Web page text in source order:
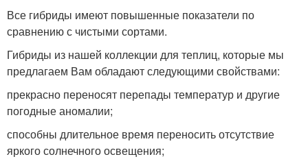
Все гибриды имеют повышенные показатели по
сравнению с чистыми сортами.
Гибриды из нашей коллекции для теплиц, которые мы
предлагаем Вам обладают следующими свойствами:
прекрасно переносят перепады температур и другие
погодные аномалии;
способны длительное время переносить отсутствие
яркого солнечного освещения;